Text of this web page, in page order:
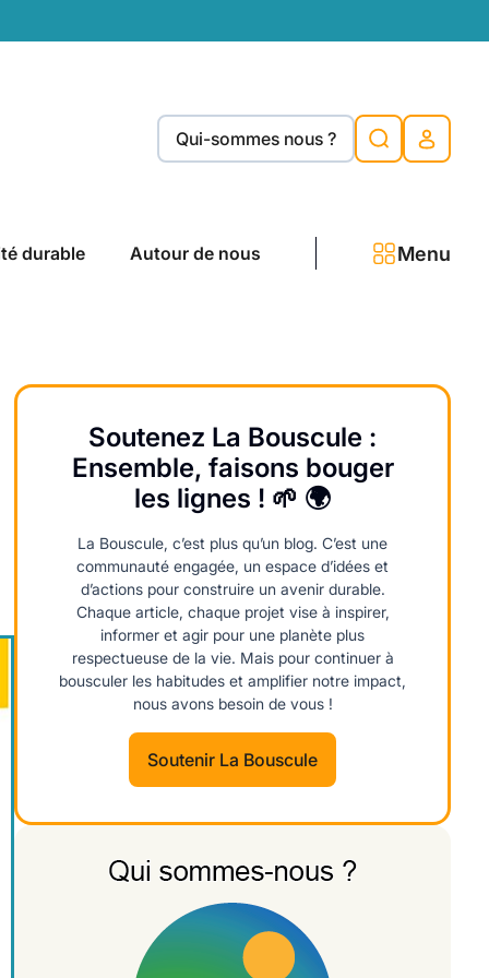
Qui-sommes nous ?
durable Autour de nous Menu
Soutenez La Bouscule :
Ensemble, faisons bouger
les lignes ! 🌱 🌍
La Bouscule, c’est plus qu’un blog. C’est une
communauté engagée, un espace d’idées et
d’actions pour construire un avenir durable.
Chaque article, chaque projet vise à inspirer,
informer et agir pour une planète plus
respectueuse de la vie. Mais pour continuer à
bousculer les habitudes et amplifier notre impact,
nous avons besoin de vous !
Soutenir La Bouscule